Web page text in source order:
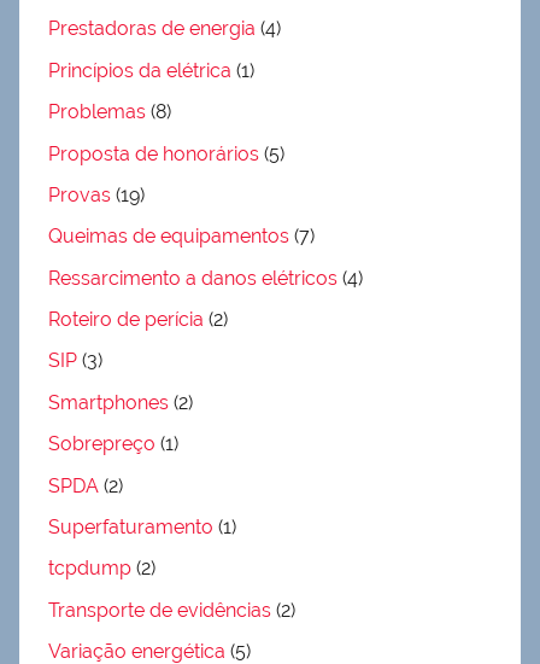
Prestadoras de energia (4)
Princípios da elétrica (1)
Problemas (8)
Proposta de honorários (5)
Provas (19)
Queimas de equipamentos (7)
Ressarcimento a danos elétricos (4)
Roteiro de perícia (2)
SIP (3)
Smartphones (2)
Sobrepreço (1)
SPDA (2)
Superfaturamento (1)
tcpdump (2)
Transporte de evidências (2)
Variação energética (5)